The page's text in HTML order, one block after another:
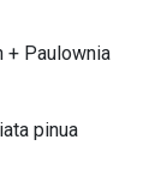
+ Paulownia
pinua